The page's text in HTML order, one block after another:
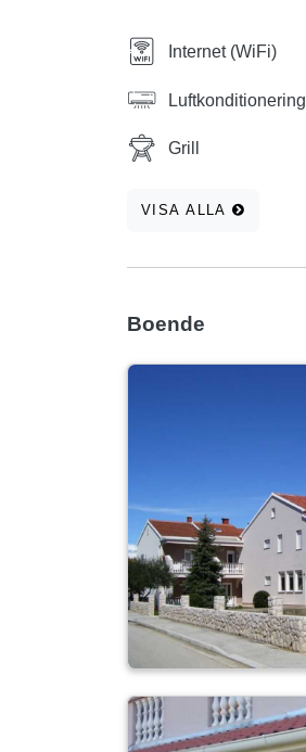
Internet (WiFi)
Luftkonditionering
Grill
VISA ALLA
Boende